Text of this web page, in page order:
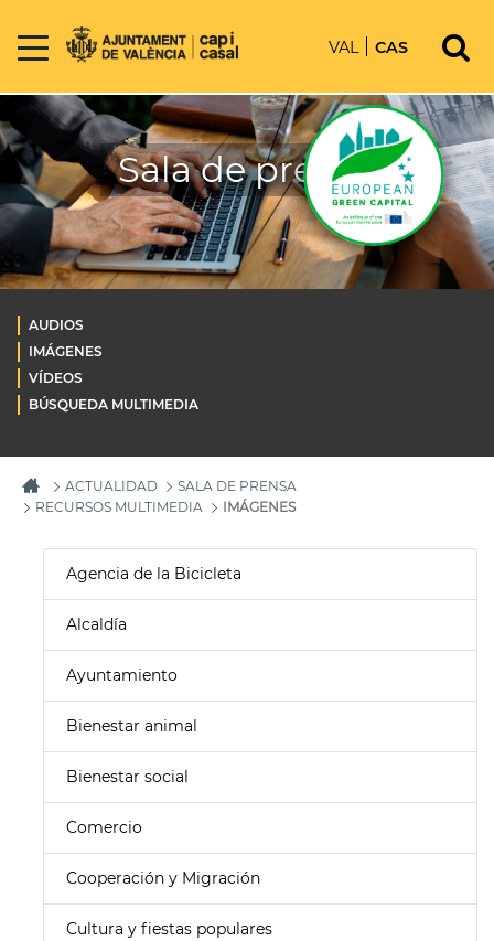
VAL CAS
Sala de prensa
AUDIOS
IMÁGENES
VÍDEOS
BÚSQUEDA MULTIMEDIA
ACTUALIDAD
SALA DE PRENSA
RECURSOS MULTIMEDIA
IMÁGENES
Agencia de la Bicicleta
Alcaldía
Ayuntamiento
Bienestar animal
Bienestar social
Comercio
Cooperación y Migración
Cultura y fiestas populares